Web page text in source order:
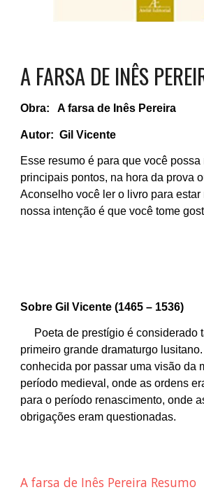
A FARSA DE INÊS
Obra: A farsa de Inês Pereira
Autor: Gil Vicente
Esse resumo é para que você possa
principais pontos, na hora da prova
Aconselho você ler o livro para estar
nossa intenção é que você tome
Sobre Gil Vicente (1465 – 1536)
Poeta de prestígio é considerado
primeiro grande dramaturgo
conhecida por passar uma visão da
período medieval, onde as ordens
para o período renascimento, onde
obrigações eram questionadas.
A farsa de Inês Pereira Resumo